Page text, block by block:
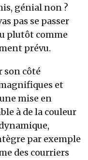
génial non ?
pas se passer
plutôt comme
prévu.
son côté
et
mise en
à de la couleur
par exemple
des courriers